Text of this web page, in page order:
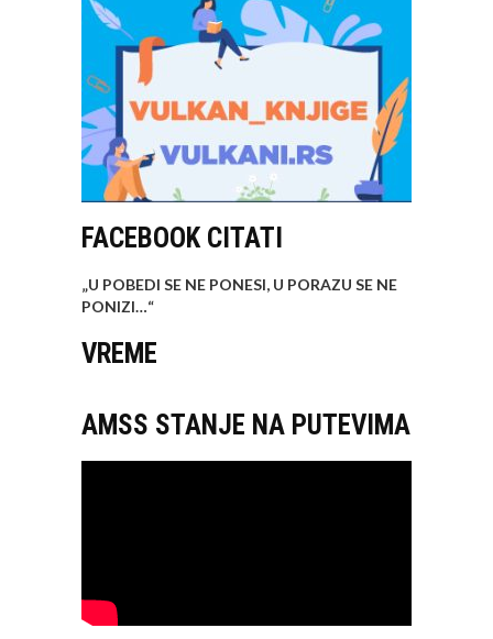
FACEBOOK CITATI
„U POBEDI SE NE PONESI, U PORAZU SE NE
PONIZI…“
VREME
AMSS STANJE NA PUTEVIMA